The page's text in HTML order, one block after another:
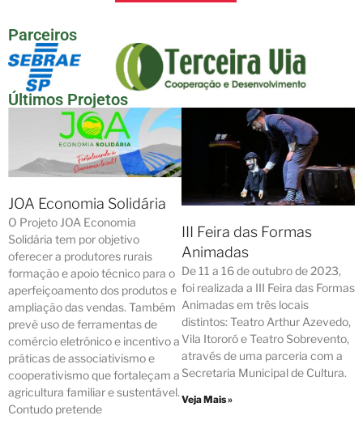
Parceiros
Últimos Projetos
JOA Economia Solidária
O Projeto JOA Economia
Solidária tem por objetivo
oferecer a produtores rurais
formação e apoio técnico para o
aperfeiçoamento dos produtos e
ampliação das vendas. Também
prevê uso de ferramentas de
comércio eletrônico e incentivo a
práticas de associativismo e
cooperativismo que fortaleçam a
agricultura familiar e sustentável.
Contudo pretende
III Feira das Formas
Animadas
De 11 a 16 de outubro de 2023,
foi realizada a III Feira das Formas
Animadas em três locais
distintos: Teatro Arthur Azevedo,
Vila Itororó e Teatro Sobrevento,
através de uma parceria com a
Secretaria Municipal de Cultura.
Veja Mais »